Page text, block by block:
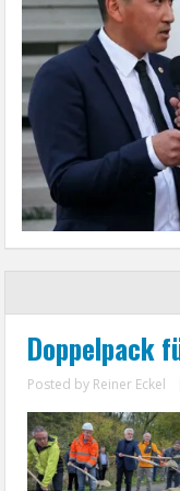
Doppelpack
Posted by Reiner Eckel